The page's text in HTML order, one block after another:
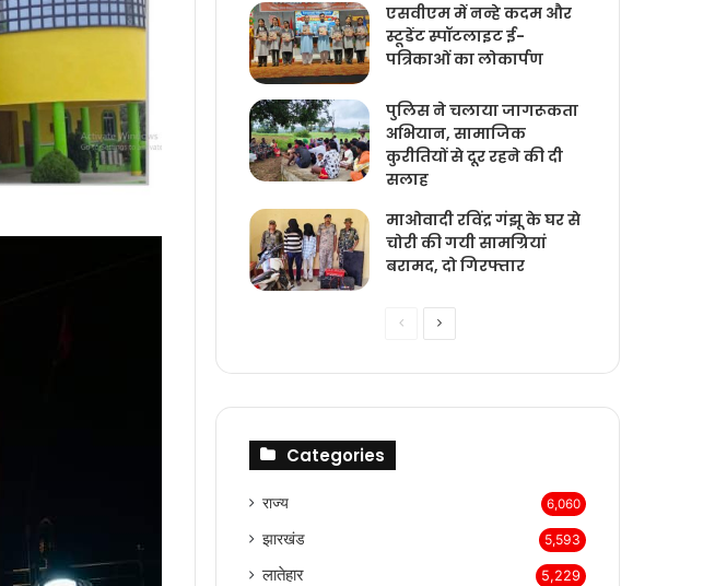
एसवीएम में नन्हे कदम और
स्टूडेंट स्पॉटलाइट ई-
पत्रिकाओं का लोकार्पण
पुलिस ने चलाया जागरूकता
अभियान, सामाजिक
कुरीतियों से दूर रहने की दी
सलाह
माओवादी रविंद्र गंझू के घर से
चोरी की गयी सामग्रियां
बरामद, दो गिरफ्तार
PreviousNext
Categories
राज्‍य 6,060
झारखंड 5,593
लातेहार 5,229